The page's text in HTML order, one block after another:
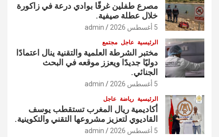
مصرع طفلين غرقًا بوادي درعة في زاكورة
خلال عطلة صيفية.
5 أغسطس 2026 admin
الرئيسية عاجل مجتمع
مختبر الشرطة العلمية والتقنية ينال اعتمادًا
دوليًا جديدًا ويعزز موقعه في البحث
الجنائي.
5 أغسطس 2026 admin
الرئيسية رياضة عاجل
أكاديمية ريال المغرب تستقطب يوسف
القاديوي لتعزيز مشروعها التقني والتكوينية.
5 أغسطس 2026 admin